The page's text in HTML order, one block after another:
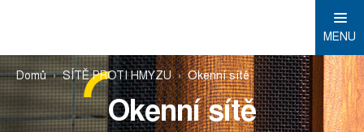
MENU
Domů SÍTĚ PROTI HMYZU Okenní sítě
Okenní sítě